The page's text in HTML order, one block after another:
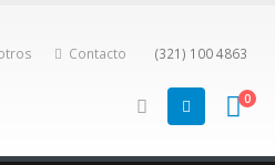
Contacto (321) 100 4863
0